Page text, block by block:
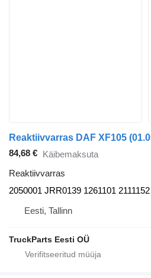
84,68 € Käibemaksuta
Reaktiivvarras
2050001 JRR0139 1261101 2111152
Eesti, Tallinn
TruckParts Eesti OÜ